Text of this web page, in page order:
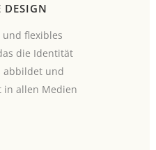
DESIGN
flexibles
die Identität
abbildet und
in allen Medien